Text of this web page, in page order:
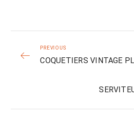
PREVIOUS
COQUETIERS VINTAGE